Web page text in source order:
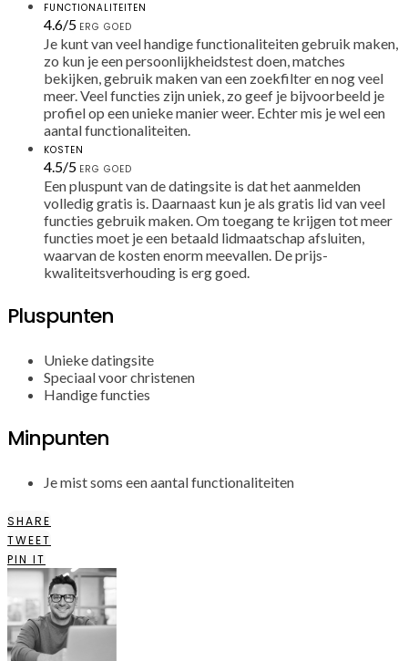
FUNCTIONALITEITEN
4,6
rating
4.6/5 ERG GOED
Je kunt van veel handige functionaliteiten gebruik maken,
zo kun je een persoonlijkheidstest doen, matches
bekijken, gebruik maken van een zoekfilter en nog veel
meer. Veel functies zijn uniek, zo geef je bijvoorbeeld je
profiel op een unieke manier weer. Echter mis je wel een
aantal functionaliteiten.
KOSTEN
4,5
rating
4.5/5 ERG GOED
Een pluspunt van de datingsite is dat het aanmelden
volledig gratis is. Daarnaast kun je als gratis lid van veel
functies gebruik maken. Om toegang te krijgen tot meer
functies moet je een betaald lidmaatschap afsluiten,
waarvan de kosten enorm meevallen. De prijs-
kwaliteitsverhouding is erg goed.
Pluspunten
Unieke datingsite
Speciaal voor christenen
Handige functies
Minpunten
Je mist soms een aantal functionaliteiten
SHARE
TWEET
PIN IT